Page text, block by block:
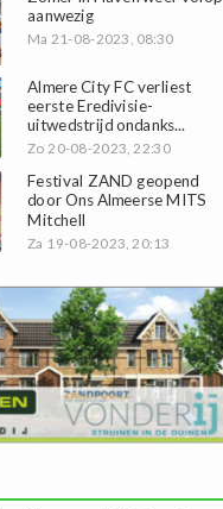
aanwezig
Ma 21-08-2023, 08:30
Almere City FC verliest
eerste Eredivisie-
uitwedstrijd ondanks...
Zo 20-08-2023, 22:30
Festival ZAND geopend
door Ons Almeerse MITS
Mitchell
Za 19-08-2023, 20:13